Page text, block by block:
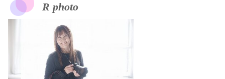
R photo